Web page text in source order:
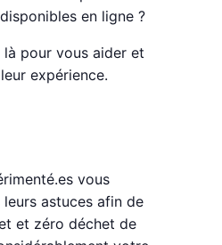
en ligne ?
pour vous aider et
expérience.
vous
astuces afin de
et zéro déchet de